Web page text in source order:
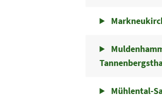
Mühlental-